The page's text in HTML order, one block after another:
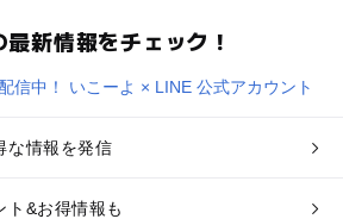
新情報をチェック！
な情報を発信
ト&お得情報も